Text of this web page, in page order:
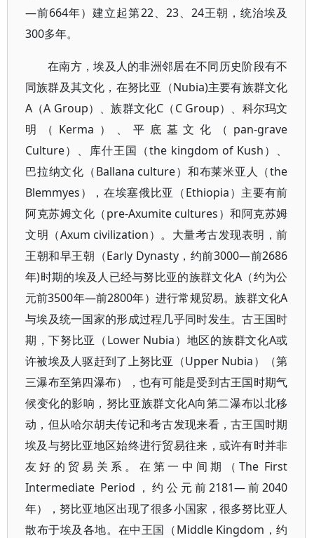
—前664年）建立起第22、23、24王朝，统治埃及
300多年。
在南方，埃及人的非洲邻居在不同历史阶段有不
同族群及其文化，在努比亚（Nubia)主要有族群文化
A（A Group）、族群文化C（C Group）、科尔玛文
明（Kerma）、平底墓文化（pan-grave
Culture）、库什王国（the kingdom of Kush）、
巴拉纳文化（Ballana culture）和布莱米亚人（the
Blemmyes），在埃塞俄比亚（Ethiopia）主要有前
阿克苏姆文化（pre-Axumite cultures）和阿克苏姆
文明（Axum civilization）。大量考古发现表明，前
王朝和早王朝（Early Dynasty，约前3000—前2686
年)时期的埃及人已经与努比亚的族群文化A（约为公
元前3500年—前2800年）进行常规贸易。族群文化A
与埃及统一国家的形成过程几乎同时发生。古王国时
期，下努比亚（Lower Nubia）地区的族群文化A或
许被埃及人驱赶到了上努比亚（Upper Nubia）（第
三瀑布至第四瀑布），也有可能是受到古王国时期气
候变化的影响，努比亚族群文化A向第二瀑布以北移
动，但从哈尔胡夫传记和考古发现来看，古王国时期
埃及与努比亚地区始终进行贸易往来，或许有时并非
友好的贸易关系。在第一中间期（The First
Intermediate Period，约公元前2181—前2040
年），努比亚地区出现了很多小国家，很多努比亚人
散布于埃及各地。在中王国（Middle Kingdom，约